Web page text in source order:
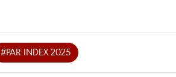
#PAR INDEX 2025